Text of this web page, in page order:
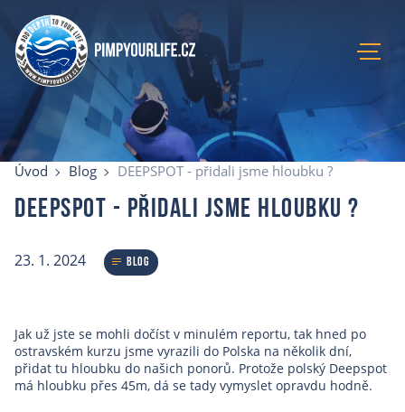
Úvod
Aktuální kurzy
Lokace
Recenze
Úvod Blog DEEPSPOT - přidali jsme hloubku ?
DEEPSPOT - přidali jsme hloubku ?
23. 1. 2024 Blog
Jak už jste se mohli dočíst v minulém reportu, tak hned po
ostravském kurzu jsme vyrazili do Polska na několik dní,
přidat tu hloubku do našich ponorů. Protože polský Deepspot
má hloubku přes 45m, dá se tady vymyslet opravdu hodně.